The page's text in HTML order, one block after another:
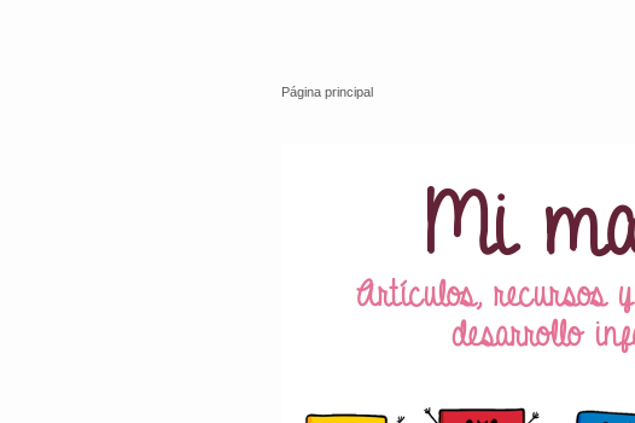
Página principal